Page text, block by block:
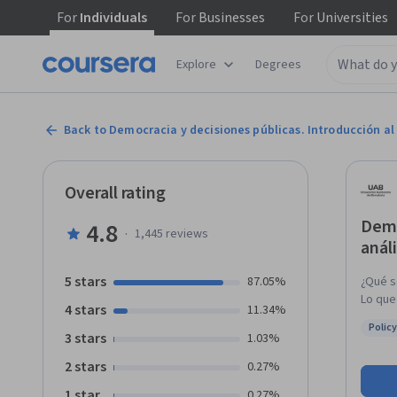
ForIndividuals ForBusinesses ForUniversities
Explore Degrees
Back to Democracia y decisiones públicas. Introducción
¿Qué
Lo
Overall rating
4.8 · 1,445 reviews
5 stars 87.05%
4 stars 11.34%
3 stars 1.03%
2 stars 0.27%